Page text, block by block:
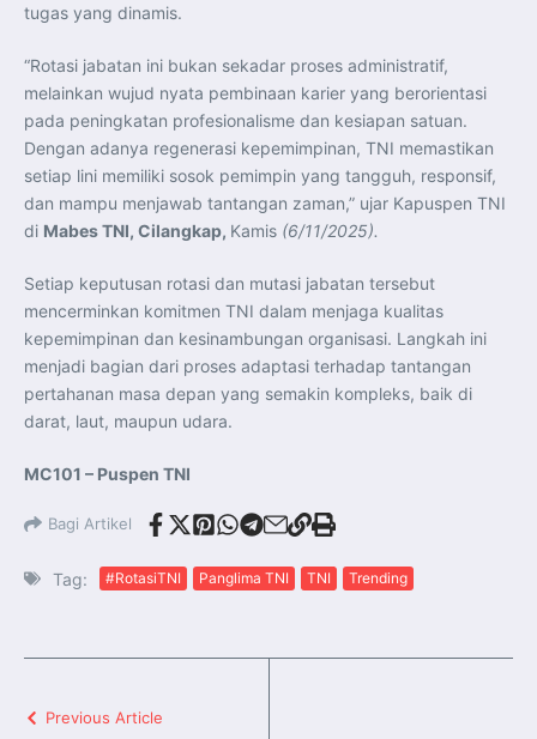
tugas yang dinamis.
“Rotasi jabatan ini bukan sekadar proses administratif,
melainkan wujud nyata pembinaan karier yang berorientasi
pada peningkatan profesionalisme dan kesiapan satuan.
Dengan adanya regenerasi kepemimpinan, TNI memastikan
setiap lini memiliki sosok pemimpin yang tangguh, responsif,
dan mampu menjawab tantangan zaman,” ujar Kapuspen TNI
di Mabes TNI, Cilangkap, Kamis (6/11/2025).
Setiap keputusan rotasi dan mutasi jabatan tersebut
mencerminkan komitmen TNI dalam menjaga kualitas
kepemimpinan dan kesinambungan organisasi. Langkah ini
menjadi bagian dari proses adaptasi terhadap tantangan
pertahanan masa depan yang semakin kompleks, baik di
darat, laut, maupun udara.
MC101 – Puspen TNI
Bagi Artikel
Tag: #RotasiTNI Panglima TNI TNI Trending
Previous Article